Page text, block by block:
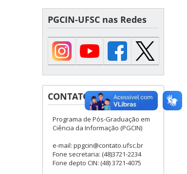
PGCIN-UFSC nas Redes
CONTATOS
Programa de Pós-Graduação em
Ciência da Informação (PGCIN)
e-mail: ppgcin@contato.ufsc.br
Fone secretaria: (48)3721-2234
Fone depto CIN: (48) 3721-4075